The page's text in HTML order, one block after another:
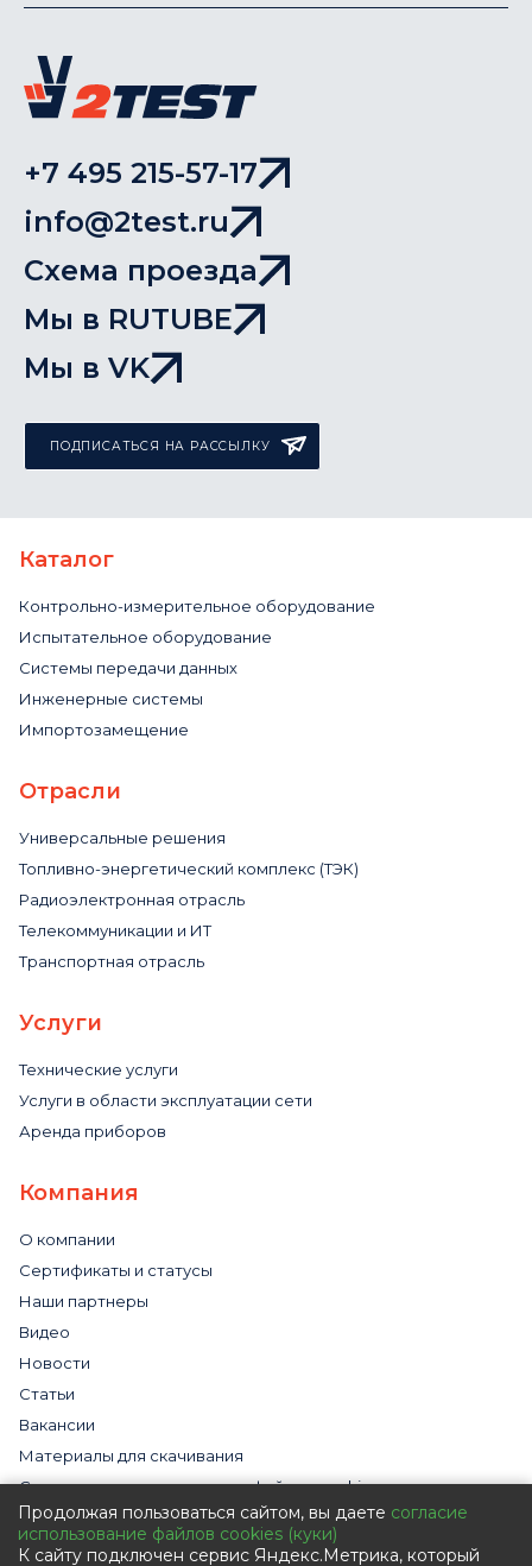
+7 495 215-57-17
info@2test.ru
Схема проезда
Мы в RUTUBE
Мы в VK
ПОДПИСАТЬСЯ НА РАССЫЛКУ
Каталог
Контрольно-измерительное оборудование
Испытательное оборудование
Системы передачи данных
Инженерные системы
Импортозамещение
Отрасли
Универсальные решения
Топливно-энергетический комплекс (ТЭК)
Радиоэлектронная отрасль
Телекоммуникации и ИТ
Транспортная отрасль
Услуги
Технические услуги
Услуги в области эксплуатации сети
Аренда приборов
Компания
О компании
Сертификаты и статусы
Наши партнеры
Видео
Новости
Статьи
Вакансии
Материалы для скачивания
Cогласие на использование файлов cookies
Обработка персональных данных с помощью сервиса
«Яндекс.Метрика»
Продолжая пользоваться сайтом, вы даете согласие
использование файлов cookies (куки)
К сайту подключен сервис Яндекс.Метрика, который